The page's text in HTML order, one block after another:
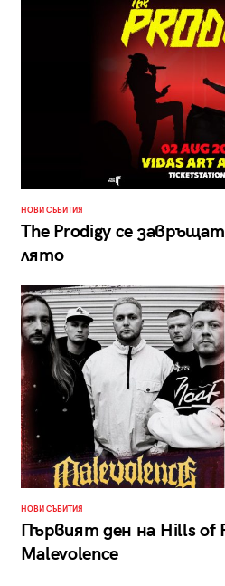
НОВИ СЪБИТИЯ
The Prodigy се
лято
НОВИ СЪБИТИЯ
Първият ден на Hills of
Malevolence